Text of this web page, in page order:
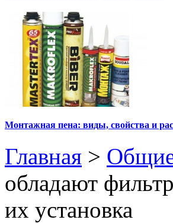
Монтажная пена: виды, свойства и
Главная >
обладают
их установка